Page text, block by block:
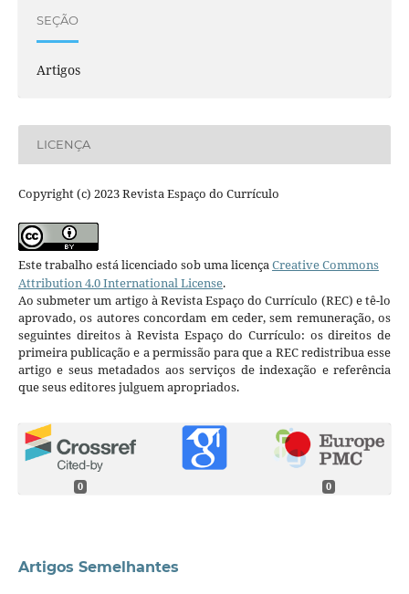
SEÇÃO
Artigos
LICENÇA
Copyright (c) 2023 Revista Espaço do Currículo
Este trabalho está licenciado sob uma licença Creative Commons
Attribution 4.0 International License.
Ao submeter um artigo à Revista Espaço do Currículo (REC) e tê-lo
aprovado, os autores concordam em ceder, sem remuneração, os
seguintes direitos à Revista Espaço do Currículo: os direitos de
primeira publicação e a permissão para que a REC redistribua esse
artigo e seus metadados aos serviços de indexação e referência
que seus editores julguem apropriados.
0 0
Artigos Semelhantes